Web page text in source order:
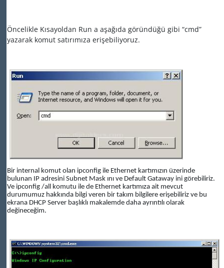
Öncelikle Kısayoldan Run a aşağıda göründüğü gibi “cmd”
yazarak komut satırımıza erişebiliyoruz.
Bir internal komut olan ipconfig ile Ethernet kartımızın üzerinde
bulunan IP adresini Subnet Mask ını ve Default Gataway ini görebiliriz.
Ve ipconfig /all komutu ile de Ethernet kartımıza ait mevcut
durumumuz hakkında bilgi veren bir takım bilgilere erişebiliriz ve bu
ekrana DHCP Server başlıklı makalemde daha ayrıntılı olarak
değineceğim.